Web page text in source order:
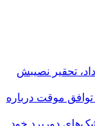
تحقیر نصیبش
موقت درباره